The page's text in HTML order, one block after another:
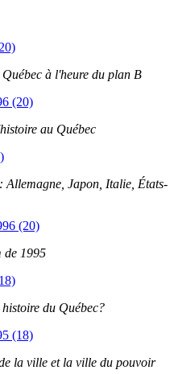
à l'heure du plan B
(20)
au Québec
Allemagne, Japon, Italie, États-
(20)
de 1995
du Québec?
(18)
la ville et la ville du pouvoir